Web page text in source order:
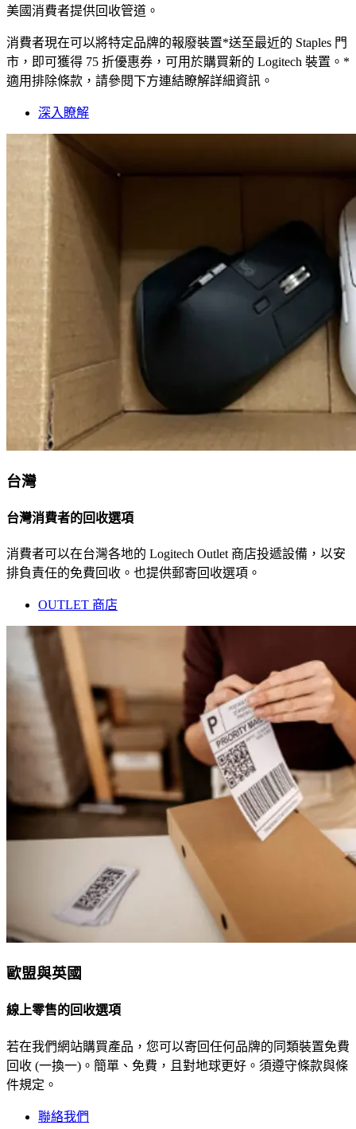
美國消費者提供回收管道。
消費者現在可以將特定品牌的報廢裝置*送至最近的 Staples 門
市，即可獲得 75 折優惠券，可用於購買新的 Logitech 裝置。*
適用排除條款，請參閱下方連結瞭解詳細資訊。
深入瞭解
台灣
台灣消費者的回收選項
消費者可以在台灣各地的 Logitech Outlet 商店投遞設備，以安
排負責任的免費回收。也提供郵寄回收選項。
OUTLET 商店
歐盟與英國
線上零售的回收選項
若在我們網站購買產品，您可以寄回任何品牌的同類裝置免費
回收 (一換一)。簡單、免費，且對地球更好。須遵守條款與條
件規定。
聯絡我們